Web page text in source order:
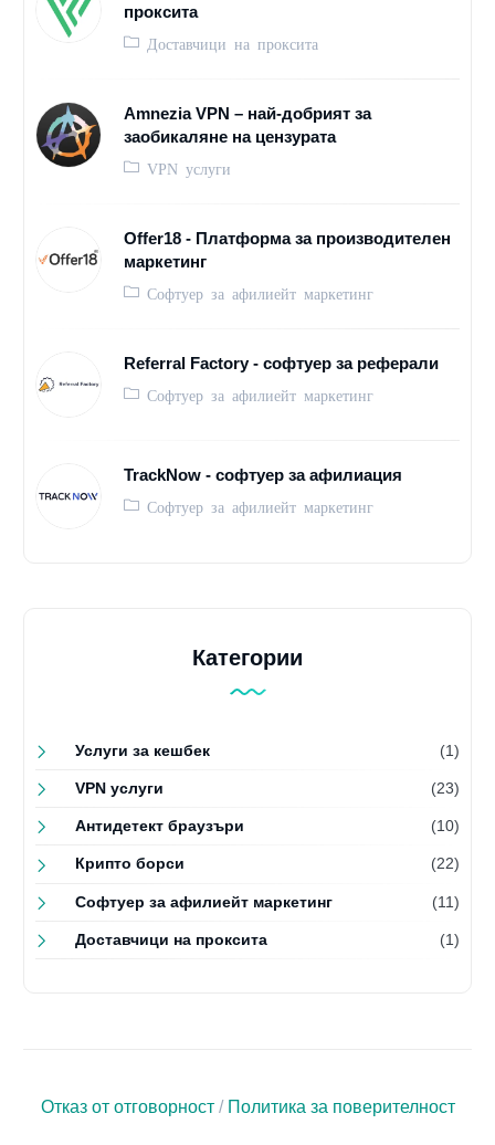
проксита
Доставчици на проксита
Amnezia VPN – най-добрият за
заобикаляне на цензурата
VPN услуги
Offer18 - Платформа за производителен
маркетинг
Софтуер за афилиейт маркетинг
Referral Factory - софтуер за реферали
Софтуер за афилиейт маркетинг
TrackNow - софтуер за афилиация
Софтуер за афилиейт маркетинг
Категории
Услуги за кешбек (1)
VPN услуги (23)
Антидетект браузъри (10)
Крипто борси (22)
Софтуер за афилиейт маркетинг (11)
Доставчици на проксита (1)
Отказ от отговорност/ Политика за поверителност